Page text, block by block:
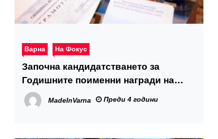
Варна На Фокус
Започна кандидатстването за
Годишните поименни награди на
Община Варна за студенти
MadeInVarna Преди 4 години